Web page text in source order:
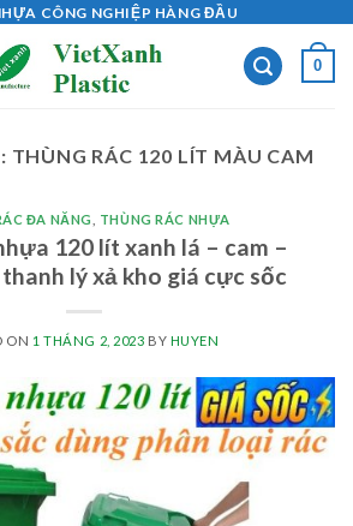
CÔNG NGHIỆP HÀNG ĐẦU
0
THÙNG RÁC 120 LÍT MÀU CAM
ĐA NĂNG THÙNG RÁC NHỰA
120 lít xanh lá – cam –
lý xả kho giá cực sốc
ON 1 THÁNG 2, 2023 BY HUYEN